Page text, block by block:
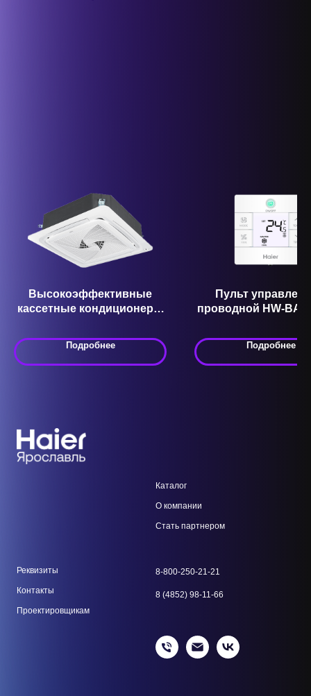
Высокоэффективные
кассетные кондиционеры
/ 1U140P1ERK ABH
Подробнее
Пульт
проводной HW-
Подробнее
Каталог
О компании
Стать партнером
Реквизиты
Контакты
Проектировщикам
8-800-250-21-21
8 (4852) 98-11-66